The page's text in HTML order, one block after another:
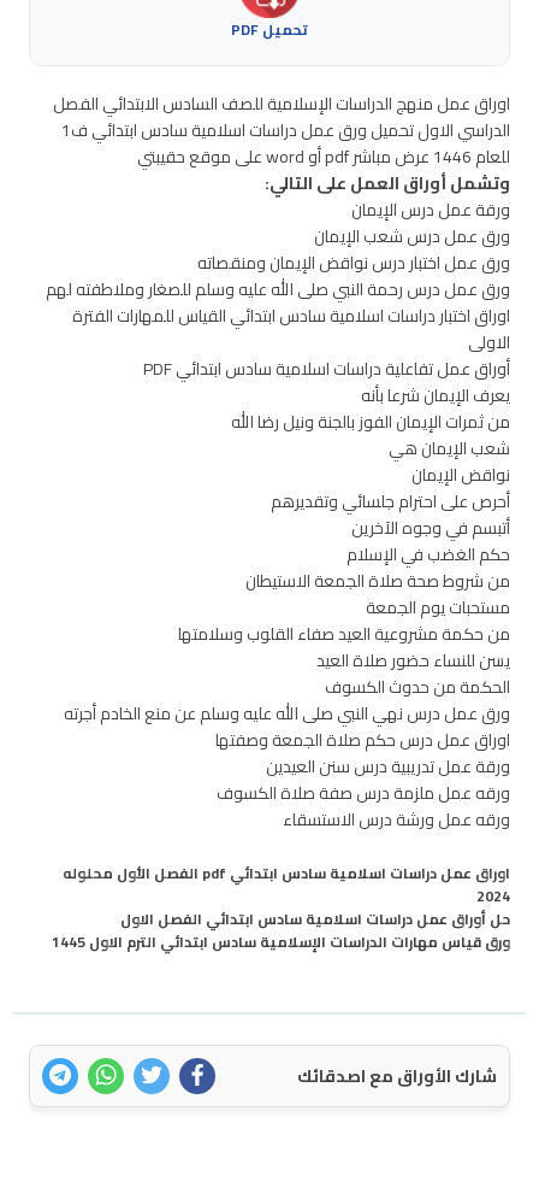
تحميل PDF
اوراق عمل منهج الدراسات الإسلامية للصف السادس الابتدائي الفصل
الدراسي الاول تحميل ورق عمل دراسات اسلامية سادس ابتدائي ف1
للعام 1446 عرض مباشر pdf أو word على موقع حقيبتي
وتشمل أوراق العمل على التالي:
ورقة عمل درس الإيمان
ورق عمل درس شعب الإيمان
ورق عمل اختبار درس نواقض الإيمان ومنقصاته
ورق عمل درس رحمة النبي صلى الله عليه وسلم للصغار وملاطفته لهم
اوراق اختبار دراسات اسلامية سادس ابتدائي القياس للمهارات الفترة
الاولى
أوراق عمل تفاعلية دراسات اسلامية سادس ابتدائي PDF
يعرف الإيمان شرعا بأنه
من ثمرات الإيمان الفوز بالجنة ونيل رضا الله
شعب الإيمان هي
نواقض الإيمان
أحرص على احترام جلسائي وتقديرهم
أتبسم في وجوه الآخرين
حكم الغضب في الإسلام
من شروط صحة صلاة الجمعة الاستيطان
مستحبات يوم الجمعة
من حكمة مشروعية العيد صفاء القلوب وسلامتها
يسن للنساء حضور صلاة العيد
الحكمة من حدوث الكسوف
ورق عمل درس نهي النبي صلى الله عليه وسلم عن منع الخادم أجرته
اوراق عمل درس حكم صلاة الجمعة وصفتها
ورقة عمل تدريبية درس سنن العيدين
ورقه عمل ملزمة درس صفة صلاة الكسوف
ورقه عمل ورشة درس الاستسقاء
اوراق عمل دراسات اسلامية سادس ابتدائي pdf الفصل الأول محلوله
2024
حل أوراق عمل دراسات اسلامية سادس ابتدائي الفصل الاول
ورق قياس مهارات الدراسات الإسلامية سادس ابتدائي الترم الاول 1445
شارك الأوراق مع اصدقائك